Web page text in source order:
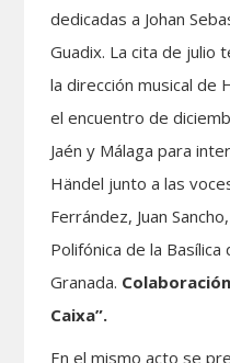
dedicadas a Johan
Guadix. La cita de julio
la dirección musical de
el encuentro de
Jaén y Málaga para
Händel junto a las
Ferrández, Juan
Polifónica de la Basílica
Granada.
Caixa”.
En el mismo acto se